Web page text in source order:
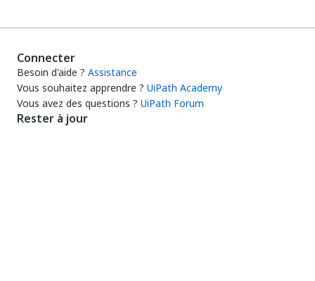
Connecter
Besoin d'aide ? Assistance
Vous souhaitez apprendre ? UiPath Academy
Vous avez des questions ? UiPath Forum
Rester à jour